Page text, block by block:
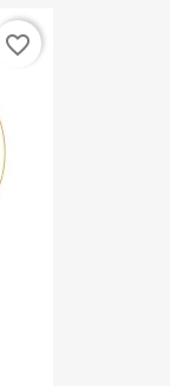
favorite_border